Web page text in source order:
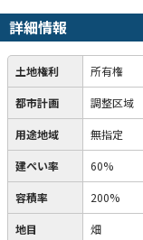
詳細情報
土地権利 所有権
都市計画 調整区域
用途地域 無指定
建ぺい率 60%
容積率 200%
地目 畑